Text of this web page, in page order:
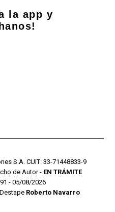
la app y
S.A. CUIT: 33-71448833-9
de Autor - EN TRÁMITE
- 05/08/2026
Roberto Navarro